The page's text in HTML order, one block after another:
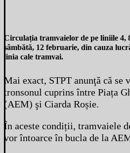
Circulația tramvaielor de pe liniile 4,
sâmbătă, 12 februarie, din cauza
linia cale tramvai.
Mai exact, STPT anunţă că se
tronsonul cuprins între Piața
(AEM) şi Ciarda Roșie.
În aceste condiții, tramvaiele
vor întoarce în bucla de la